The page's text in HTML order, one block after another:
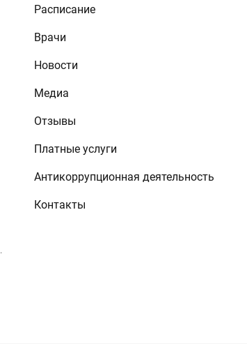
Расписание
Врачи
Новости
Медиа
Отзывы
Платные услуги
Антикоррупционная деятельность
Контакты